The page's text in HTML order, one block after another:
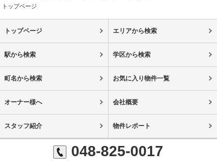
トップページ
トップページ エリアから検索
駅から検索 学区から検索
町名から検索 お気に入り物件一覧
オーナー様へ 会社概要
スタッフ紹介 物件レポート
048-825-0017